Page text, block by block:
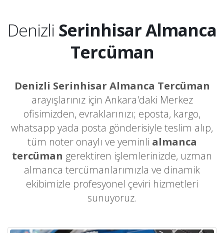
Denizli Serinhisar Almanca
Tercüman
Denizli Serinhisar Almanca Tercüman
arayışlarınız için Ankara'daki Merkez
ofisimizden, evraklarınızı; eposta, kargo,
whatsapp yada posta gönderisiyle teslim alıp,
tüm noter onaylı ve yeminli almanca
tercüman gerektiren işlemlerinizde, uzman
almanca tercümanlarımızla ve dinamik
ekibimizle profesyonel çeviri hizmetleri
sunuyoruz.